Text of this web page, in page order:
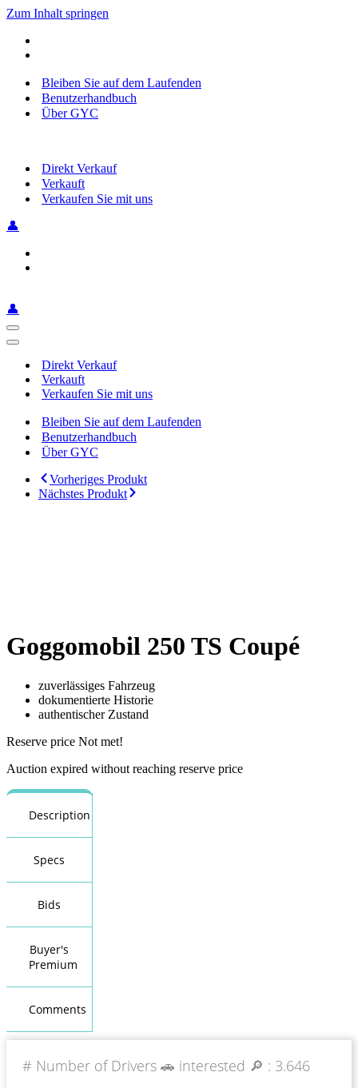
Zum Inhalt springen
Bleiben Sie auf dem Laufenden
Benutzerhandbuch
Über GYC
Direkt Verkauf
Verkauft
Verkaufen Sie mit uns
👤
👤
Navigationsmenü
Navigationsmenü
Direkt Verkauf
Verkauft
Verkaufen Sie mit uns
Bleiben Sie auf dem Laufenden
Benutzerhandbuch
Über GYC
Vorheriges Produkt
Nächstes Produkt
Goggomobil 250 TS Coupé
zuverlässiges Fahrzeug
dokumentierte Historie
authentischer Zustand
Reserve price Not met!
Auction expired without reaching reserve price
Description
Specs
Bids
Buyer's
Premium
Comments
# Number of Drivers 🚗 interested 🔎 : 3.646